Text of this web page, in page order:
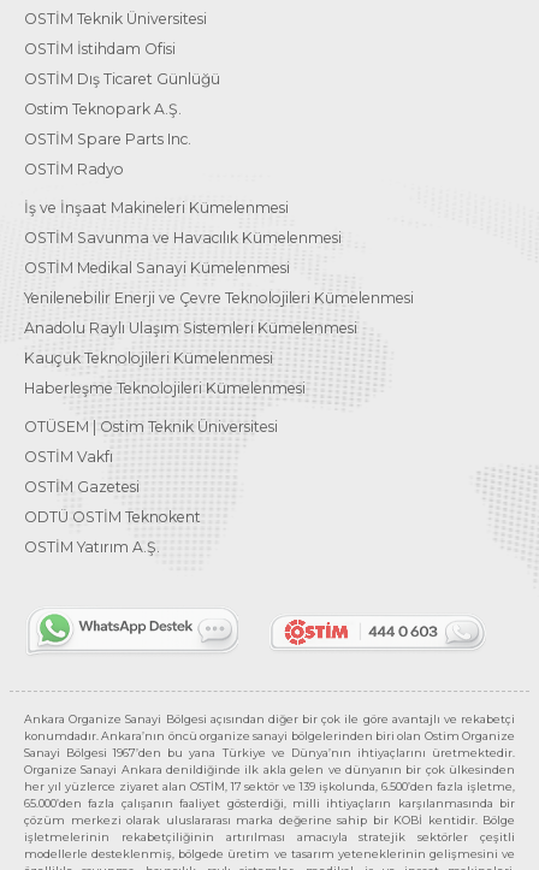
OSTİM Teknik Üniversitesi
OSTİM İstihdam Ofisi
OSTİM Dış Ticaret Günlüğü
Ostim Teknopark A.Ş.
OSTİM Spare Parts Inc.
OSTİM Radyo
İş ve İnşaat Makineleri Kümelenmesi
OSTİM Savunma ve Havacılık Kümelenmesi
OSTİM Medikal Sanayi Kümelenmesi
Yenilenebilir Enerji ve Çevre Teknolojileri Kümelenmesi
Anadolu Raylı Ulaşım Sistemleri Kümelenmesi
Kauçuk Teknolojileri Kümelenmesi
Haberleşme Teknolojileri Kümelenmesi
OTÜSEM | Ostim Teknik Üniversitesi
OSTİM Vakfı
OSTİM Gazetesi
ODTÜ OSTİM Teknokent
OSTİM Yatırım A.Ş.
Ankara Organize Sanayi Bölgesi açısından diğer bir çok ile göre avantajlı ve rekabetçi
konumdadır. Ankara’nın öncü organize sanayi bölgelerinden biri olan Ostim Organize
Sanayi Bölgesi 1967’den bu yana Türkiye ve Dünya’nın ihtiyaçlarını üretmektedir.
Organize Sanayi Ankara denildiğinde ilk akla gelen ve dünyanın bir çok ülkesinden
her yıl yüzlerce ziyaret alan OSTİM, 17 sektör ve 139 işkolunda, 6.500’den fazla işletme,
65.000’den fazla çalışanın faaliyet gösterdiği, milli ihtiyaçların karşılanmasında bir
çözüm merkezi olarak uluslararası marka değerine sahip bir KOBİ kentidir. Bölge
işletmelerinin rekabetçiliğinin artırılması amacıyla stratejik sektörler çeşitli
modellerle desteklenmiş, bölgede üretim ve tasarım yeteneklerinin gelişmesini ve